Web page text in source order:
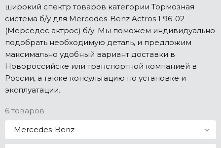
широкий спектр товаров категории Тормозная
система б/у для Mercedes-Benz Actros 1 96-02
(Мерседес актрос) б/у. Мы поможем индивидуально
подобрать необходимую деталь, и предложим
максимально удобный вариант доставки в
Новороссийске или транспортной компанией в
России, а также консультацию по установке и
эксплуатации.
6 товаров
Mercedes-Benz